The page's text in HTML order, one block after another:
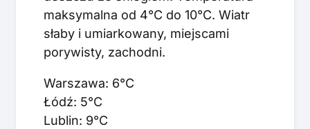
maksymalna od 4°C do 10°C. Wiatr
słaby i umiarkowany, miejscami
porywisty, zachodni.
Warszawa: 6°C
Łódź: 5°C
Lublin: 9°C